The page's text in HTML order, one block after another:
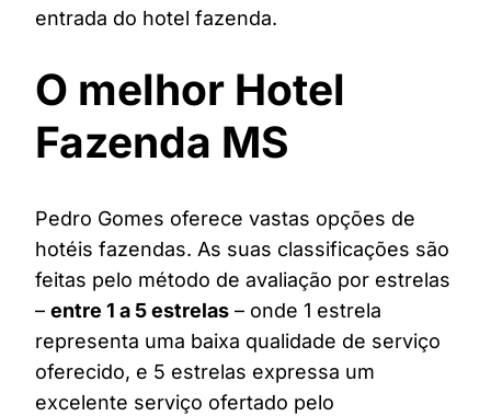
entrada do hotel fazenda.
O melhor Hotel
Fazenda MS
Pedro Gomes oferece vastas opções de
hotéis fazendas. As suas classificações são
feitas pelo método de avaliação por estrelas
– entre 1 a 5 estrelas – onde 1 estrela
representa uma baixa qualidade de serviço
oferecido, e 5 estrelas expressa um
excelente serviço ofertado pelo